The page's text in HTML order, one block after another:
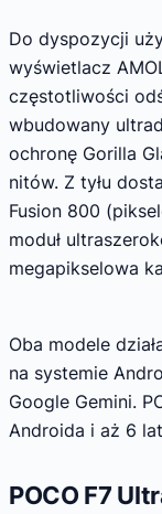
Do dyspozycji
wyświetlacz
częstotliwości
wbudowany
ochronę Gorilla
nitów. Z tyłu
Fusion 800
moduł
megapikselowa
Oba modele
na systemie
Google Gemini.
Androida i aż 6
POCO F7